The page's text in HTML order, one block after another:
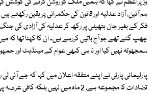
ہم آئین، آزاد عدلیہ اور قانون کی حکمرانی پر یقین
فکر کے بغیر جان ہتھیلی پر رکھ کر عدلیہ کی آزادی کی
چھپ گئے تھے جو آج باتیں کررہے ہیں۔ ان کا کہنا تھا کہ
سمجھوتہ نہیں کیا اور نا ہی کبھی عوام کے مینڈیٹ اور
پارلیمانی پارٹی نے اپنے متفقہ اعلان میں کہا کہ جے آئی
تضادات کا مجموعہ ہے، 2 ماہ میں نہیں بلکہ